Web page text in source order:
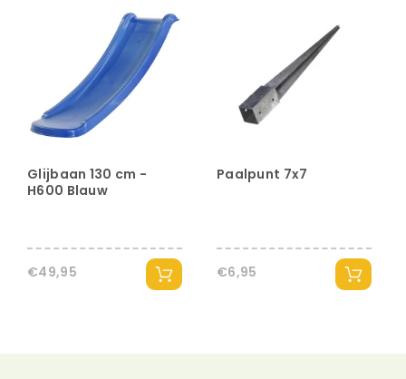
1 zijwand is voorzien van een
raamkozijn met luiken
(vingerbeknelling beveiliging);
Voorwand is inclusief raam met
roedes en is voorzien van veilig
plexiglas;
Het dak is rondom afgewerkt met
Speelhuis is in zijn geheel
geïmpregneerd voor een lange
Glijbaan 130 cm -
H600 Blauw
€49,95
Paalpunt 7x7
€6,95